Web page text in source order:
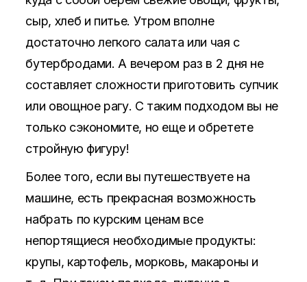
сыр, хлеб и питье. Утром вполне
достаточно легкого салата или чая с
бутербродами. А вечером раз в 2 дня не
составляет сложности приготовить супчик
или овощное рагу. С таким подходом вы не
только сэкономите, но еще и обретете
стройную фигуру!
Более того, если вы путешествуете на
машине, есть прекрасная возможность
набрать по курским ценам все
непортящиеся необходимые продукты:
крупы, картофель, морковь, макароны и